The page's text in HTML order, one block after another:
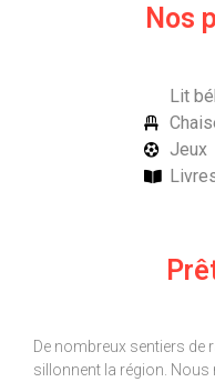
Nos
Lit
Jeux
De nombreux sentiers de
sillonnent la région.